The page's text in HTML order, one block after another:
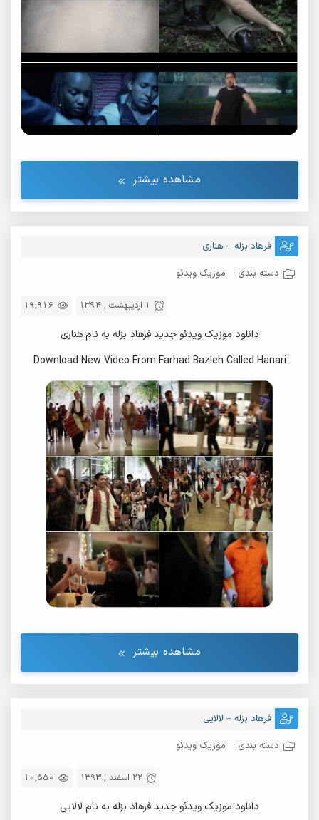
مشاهده بیشتر
فرهاد بزله – هناری
دسته بندی : موزیک ویدئو
19,916 1 اردیبهشت , 1394
دانلود موزیک ویدئو جدید فرهاد بزله به نام هناری
Download New Video From Farhad Bazleh Called Hanari
مشاهده بیشتر
فرهاد بزله – لالایی
دسته بندی : موزیک ویدئو
10,550 22 اسفند , 1393
دانلود موزیک ویدئو جدید فرهاد بزله به نام لالایی